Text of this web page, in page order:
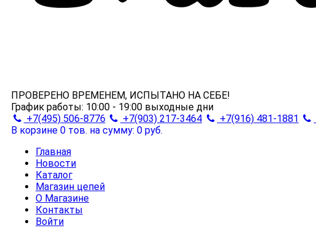
ПРОВЕРЕНО ВРЕМЕНЕМ, ИСПЫТАНО НА СЕБЕ!
График работы: 10:00 - 19:00 выходные дни
+7(495) 506-8776
+7(903) 217-3464 +7(916) 481-1881
В корзине 0 тов. на сумму: 0 руб.
Главная
Новости
Каталог
Магазин цепей
О Магазине
Контакты
Войти